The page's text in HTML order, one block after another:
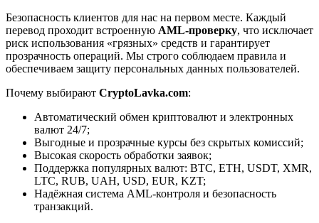
Безопасность клиентов для нас на первом месте. Каждый
перевод проходит встроенную AML-проверку, что исключает
риск использования «грязных» средств и гарантирует
прозрачность операций. Мы строго соблюдаем правила и
обеспечиваем защиту персональных данных пользователей.
Почему выбирают CryptoLavka.com:
Автоматический обмен криптовалют и электронных
валют 24/7;
Выгодные и прозрачные курсы без скрытых комиссий;
Высокая скорость обработки заявок;
Поддержка популярных валют: BTC, ETH, USDT, XMR,
LTC, RUB, UAH, USD, EUR, KZT;
Надёжная система AML-контроля и безопасность
транзакций.